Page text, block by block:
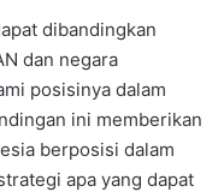
dibandingkan
dan negara
posisinya dalam
ini memberikan
berposisi dalam
apa yang dapat